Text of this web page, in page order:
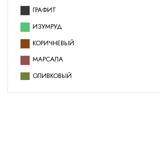
75 СМ
ГРАФИТ
ИЗУМРУД
КОРИЧНЕВЫЙ
МАРСАЛА
ОЛИВКОВЫЙ
СВЕТЛО-СЕРЫЙ